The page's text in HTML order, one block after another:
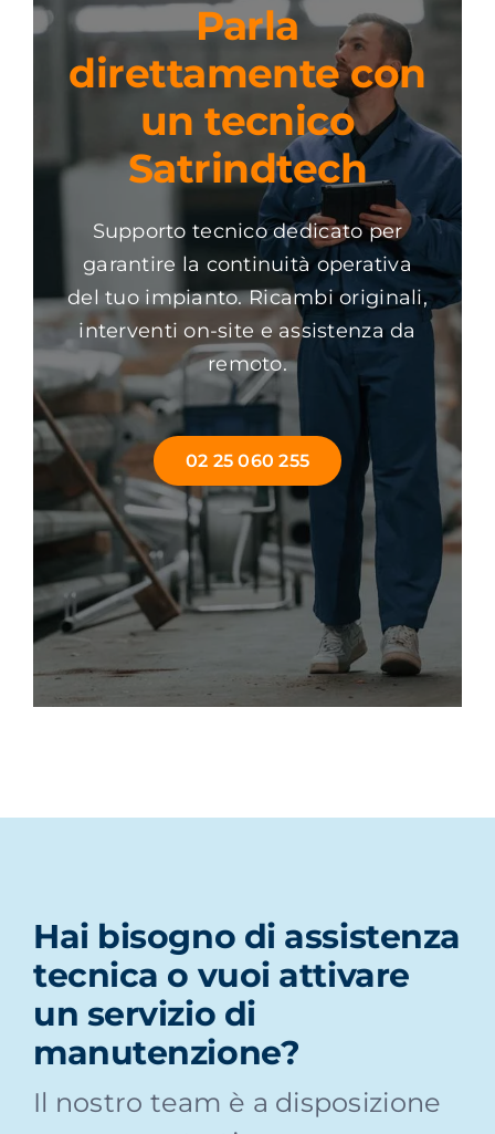
Parla
direttamente con
un tecnico
Satrindtech
Supporto tecnico dedicato per
garantire la continuità operativa
del tuo impianto. Ricambi originali,
interventi on-site e assistenza da
remoto.
02 25 060 255
Hai bisogno di assistenza
tecnica o vuoi attivare
un servizio di
manutenzione?
Il nostro team è a disposizione